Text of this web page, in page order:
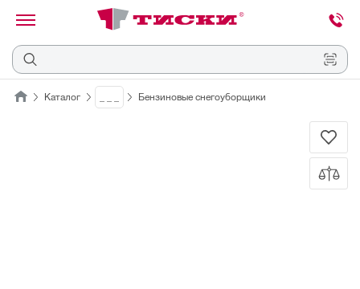
Отмена
Каталог Бензиновые снегоуборщики